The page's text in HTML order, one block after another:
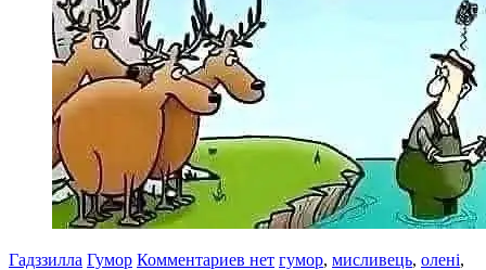
Гадззилла Гумор Комментариев нет гумор, мисливець, олені,